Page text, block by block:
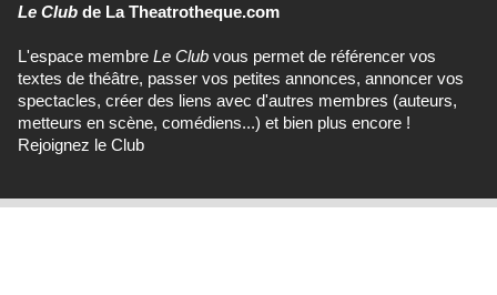
Le Club de La Theatrotheque.com
L'espace membre Le Club vous permet de référencer vos
textes de théâtre, passer vos petites annonces, annoncer vos
spectacles, créer des liens avec d'autres membres (auteurs,
metteurs en scène, comédiens...) et bien plus encore !
Rejoignez le Club